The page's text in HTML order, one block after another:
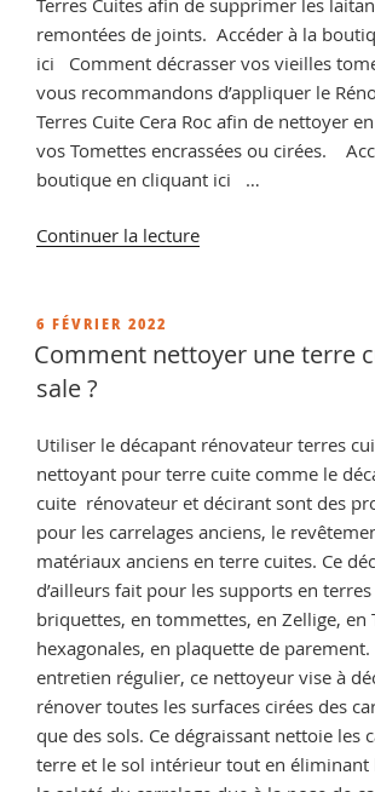
remontées de joints. Accéder à la
ici Comment décrasser vos vieilles
vous recommandons d’appliquer le
Terres Cuite Cera Roc afin de nettoyer
vos Tomettes encrassées ou cirées.
boutique en cliquant ici …
Continuer la lecturede
comment
entretenir
vos
sols
naturels »
PUBLIÉ
LE
6 FÉVRIER 2022
Comment nettoyer une terre
sale ?
Utiliser le décapant rénovateur terres
nettoyant pour terre cuite comme le
cuite rénovateur et décirant sont des
pour les carrelages anciens, le
matériaux anciens en terre cuites. Ce
d’ailleurs fait pour les supports en terres
briquettes, en tommettes, en Zellige, en
hexagonales, en plaquette de
entretien régulier, ce nettoyeur vise à
rénover toutes les surfaces cirées des
que des sols. Ce dégraissant nettoie les
terre et le sol intérieur tout en éliminant